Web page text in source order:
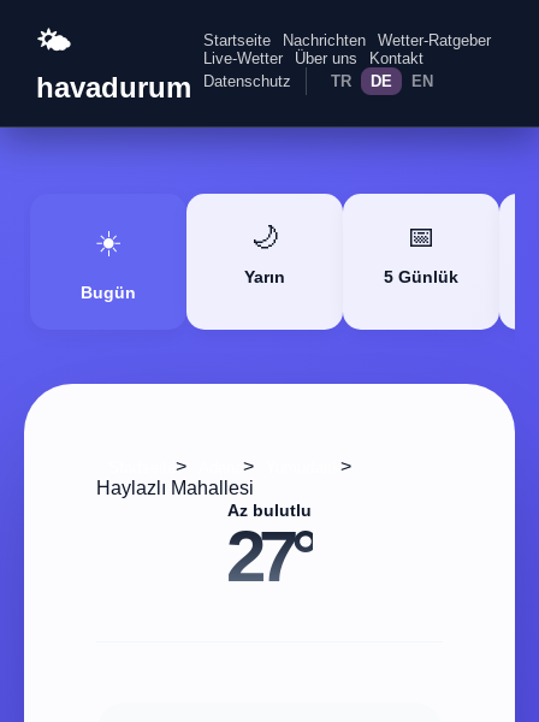
🌤️
havadurum
Startseite Nachrichten
Wetter-Ratgeber
Live-Wetter
Über uns
Kontakt
Datenschutz
TR DE EN
☀️
Bugün
🌙
Yarın
📅
5 Günlük
> >
>
Haylazlı Mahallesi
Az bulutlu
27°